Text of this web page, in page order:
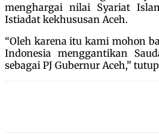
menghargai nilai Syariat
Istiadat kekhususan Aceh.
“Oleh karena itu kami mohon
Indonesia menggantikan
sebagai PJ Gubernur Aceh,”